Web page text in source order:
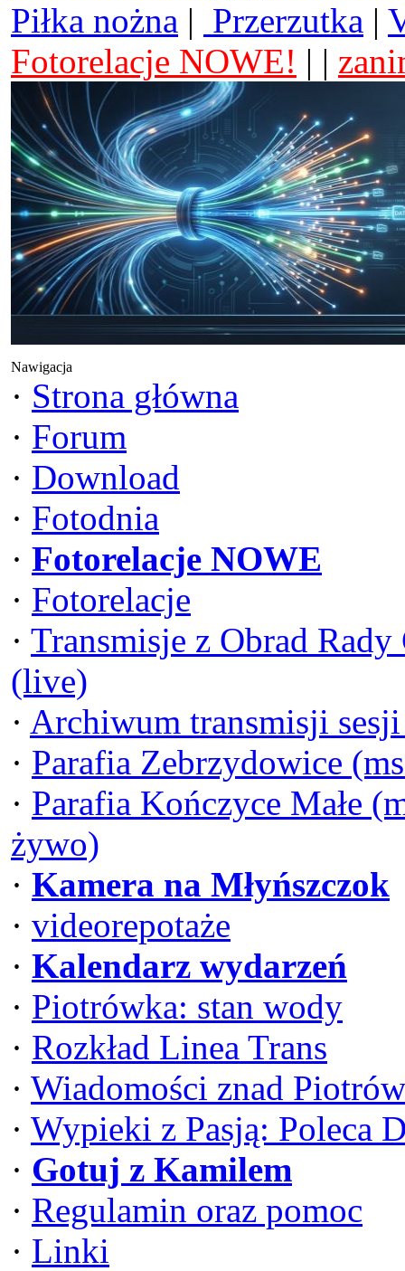
Piłka nożna | Przerzutka |
Fotorelacje NOWE! | |
Nawigacja
· Strona główna
· Forum
· Download
· Fotodnia
· Fotorelacje NOWE
· Fotorelacje
· Transmisje z Obrad
(live)
· Archiwum transmisji
· Parafia Zebrzydowice
· Parafia Kończyce Małe
żywo)
· Kamera na Młyńszczok
· videorepotaże
· Kalendarz wydarzeń
· Piotrówka: stan wody
· Rozkład Linea Trans
· Wiadomości znad
· Wypieki z Pasją: Poleca
· Gotuj z Kamilem
· Regulamin oraz pomoc
· Linki